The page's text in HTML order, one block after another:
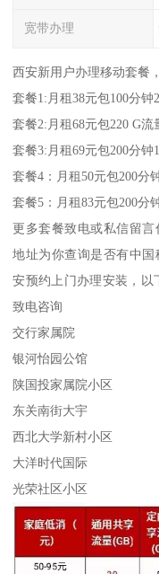
宽带办理
西安新用户办理移动套餐
套餐1:月租38元包100分钟
套餐2:月租68元包220 G流
套餐3:月租69元包200分钟
套餐4：月租50元包200分
套餐5：月租83元包200分
更多套餐致电或私信留
地址为你查询是否有中
安预约上门办理安装，
致电咨询
交行家属院
银河怡园公馆
陕国投家属院小区
东关南街大宇
西北大学新村小区
大洋时代国际
光荣社区小区